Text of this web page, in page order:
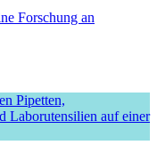
Forschung an